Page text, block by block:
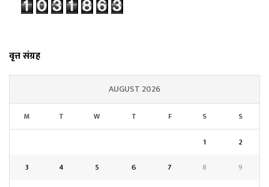
वृत्त संग्रह
AUGUST 2026
M T W T F S S
1
2
3
4 5 6 7 8
9